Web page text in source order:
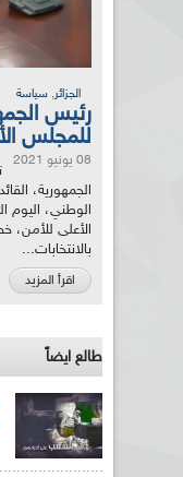
الجزائر, سياسة
رئيس
للمجلس
08 يونيو 2021
الجمهورية،
الأعلى للأمن،
بالانتخابات...
اقرأ المزيد
طالع ايضاً